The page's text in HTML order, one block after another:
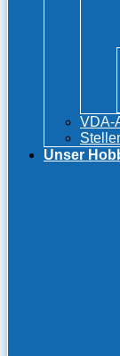
VDA-
Unser